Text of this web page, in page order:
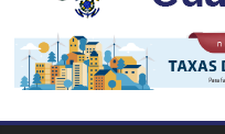
Guaratinguetá realizará
Amarela na região da
Estância